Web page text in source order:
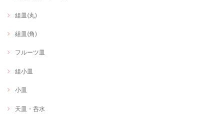
組皿(丸)
組皿(角)
フルーツ皿
組小皿
小皿
天皿・呑水